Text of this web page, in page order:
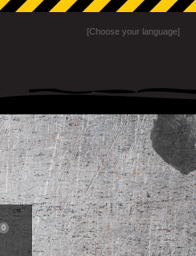
[Choose your language]
0